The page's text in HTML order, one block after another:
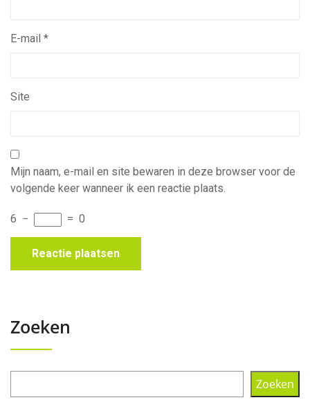
E-mail *
Site
Mijn naam, e-mail en site bewaren in deze browser voor de
volgende keer wanneer ik een reactie plaats.
6 − = 0
Zoeken
Zoeken